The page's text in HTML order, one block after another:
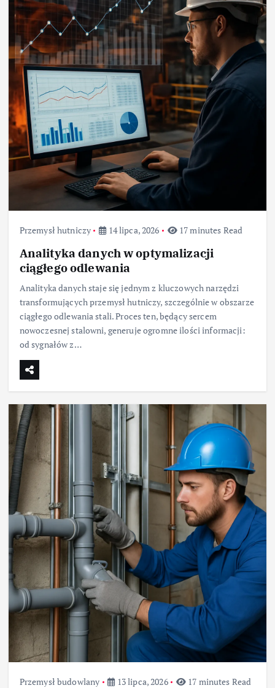
Przemysł hutniczy 14 lipca, 2026 17 minutes Read
Analityka danych w optymalizacji
ciągłego odlewania
Analityka danych staje się jednym z kluczowych narzędzi
transformujących przemysł hutniczy, szczególnie w obszarze
ciągłego odlewania stali. Proces ten, będący sercem
nowoczesnej stalowni, generuje ogromne ilości informacji:
od sygnałów z…
Przemysł budowlany 13 lipca, 2026 17 minutes Read